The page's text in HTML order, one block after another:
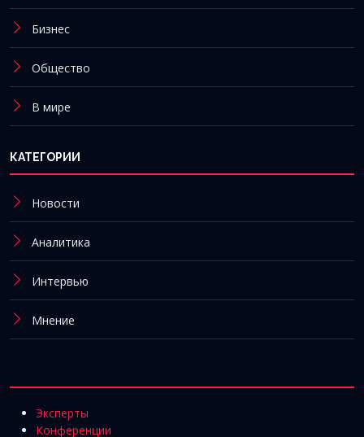
Бизнес
Общество
В мире
КАТЕГОРИИ
Новости
Аналитика
Интервью
Мнение
Эксперты
Конференции